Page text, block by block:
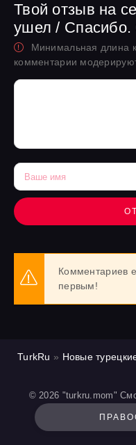
Твой отзыв на
ушел /
Минимальная длина
комментарии
Комментариев
первым!
TurkRu » Новые
© 2026 "turkru.mom"